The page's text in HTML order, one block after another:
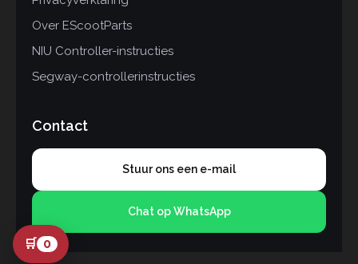
Over EScootParts
NIU Controller-instructies
Segway-controllerinstructies
Contact
Stuur ons een e-mail
Chat op WhatsApp
🛒 0